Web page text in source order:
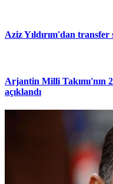
Aziz Yıldırım'dan
Arjantin Milli Takımı'nın
açıklandı